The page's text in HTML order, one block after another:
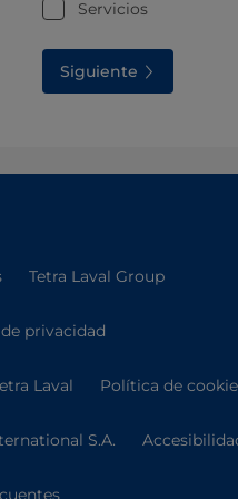
Servicios
Siguiente
Tetra Laval Group
privacidad
Laval Política de
S.A.